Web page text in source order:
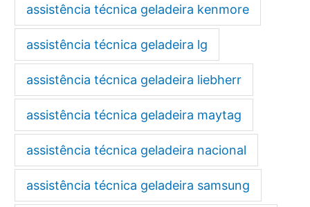
assistência técnica geladeira kenmore
assistência técnica geladeira lg
assistência técnica geladeira liebherr
assistência técnica geladeira maytag
assistência técnica geladeira nacional
assistência técnica geladeira samsung